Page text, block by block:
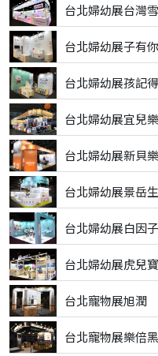
台北婦幼展台灣
台北婦幼展子有你
台北婦幼展孩記得
台北婦幼展宜兒樂
台北婦幼展新貝樂
台北婦幼展景岳
台北婦幼展白因子
台北婦幼展虎兒寶
台北寵物展旭潤
台北寵物展樂倍